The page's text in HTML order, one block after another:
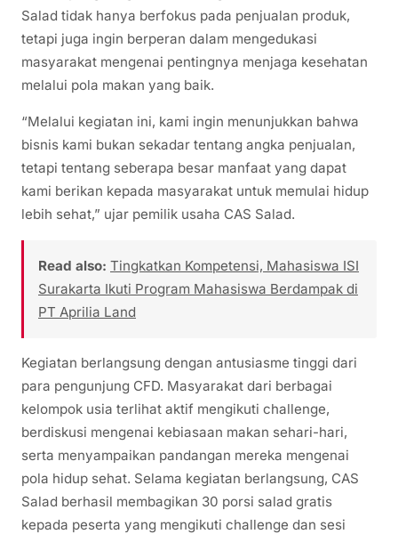
Salad tidak hanya berfokus pada penjualan produk,
tetapi juga ingin berperan dalam mengedukasi
masyarakat mengenai pentingnya menjaga kesehatan
melalui pola makan yang baik.
“Melalui kegiatan ini, kami ingin menunjukkan bahwa
bisnis kami bukan sekadar tentang angka penjualan,
tetapi tentang seberapa besar manfaat yang dapat
kami berikan kepada masyarakat untuk memulai hidup
lebih sehat,” ujar pemilik usaha CAS Salad.
Read also: Tingkatkan Kompetensi, Mahasiswa ISI
Surakarta Ikuti Program Mahasiswa Berdampak di
PT Aprilia Land
Kegiatan berlangsung dengan antusiasme tinggi dari
para pengunjung CFD. Masyarakat dari berbagai
kelompok usia terlihat aktif mengikuti challenge,
berdiskusi mengenai kebiasaan makan sehari-hari,
serta menyampaikan pandangan mereka mengenai
pola hidup sehat. Selama kegiatan berlangsung, CAS
Salad berhasil membagikan 30 porsi salad gratis
kepada peserta yang mengikuti challenge dan sesi